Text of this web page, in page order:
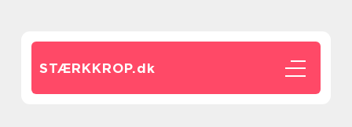
STÆRKKROP.dk